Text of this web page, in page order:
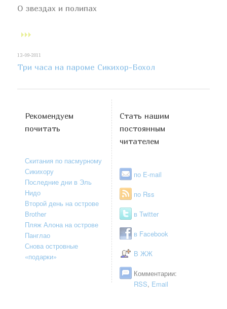
О звездах и полипах
12-09-2011
Три часа на пароме Сикихор-Бохол
Рекомендуем
почитать
Скитания по пасмурному
Сикихору
Последние дни в Эль
Нидо
Второй день на острове
Brother
Пляж Алона на острове
Панглао
Снова островные
«подарки»
Стать нашим
постоянным
читателем
по E-mail
по Rss
в Twitter
в Facebook
В ЖЖ
Комментарии:
RSS, Email